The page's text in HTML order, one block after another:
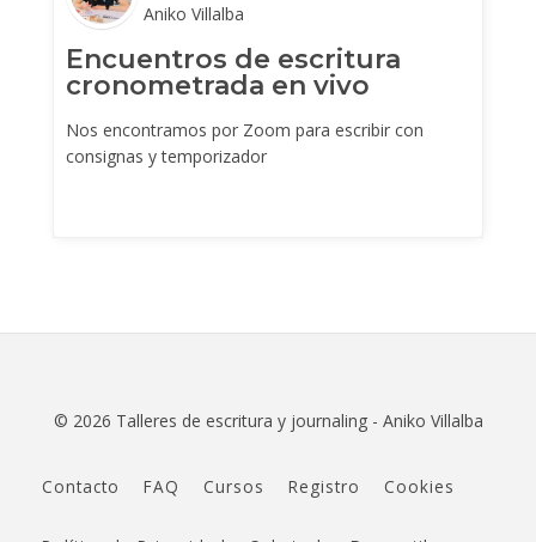
Aniko Villalba
Encuentros de escritura
cronometrada en vivo
Nos encontramos por Zoom para escribir con
consignas y temporizador
© 2026 Talleres de escritura y journaling - Aniko Villalba
Contacto FAQ Cursos Registro Cookies